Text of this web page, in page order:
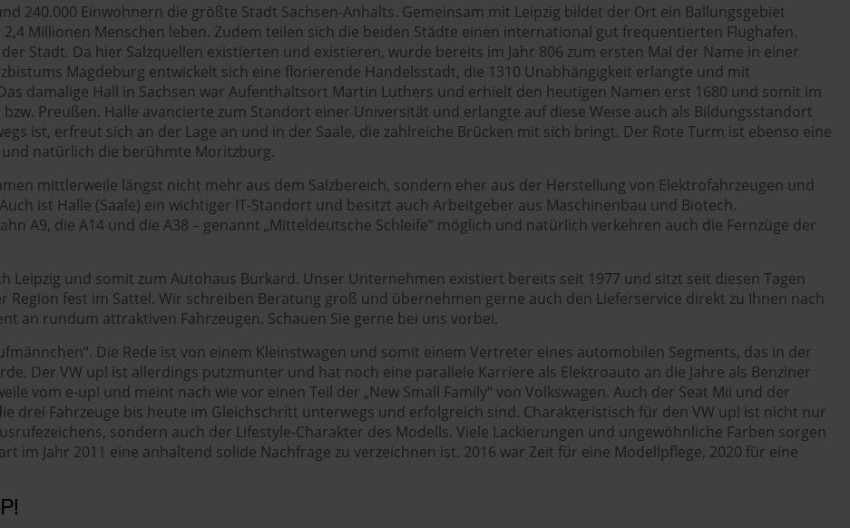
240.000 Einwohnern die größte Stadt Sachsen-Anhalts. Gemeinsam mit Leipzig bildet der Ort ein Ballungsgebiet
Millionen Menschen leben. Zudem teilen sich die beiden Städte einen international gut frequentierten Flughafen.
Stadt. Da hier Salzquellen existierten und existieren, wurde bereits im Jahr 806 zum ersten Mal der Name in einer
Magdeburg entwickelt sich eine florierende Handelsstadt, die 1310 Unabhängigkeit erlangte und mit
damalige Hall in Sachsen war Aufenthaltsort Martin Luthers und erhielt den heutigen Namen erst 1680 und somit im
Preußen. Halle avancierte zum Standort einer Universität und erlangte auf diese Weise auch als Bildungsstandort
ist, erfreut sich an der Lage an und in der Saale, die zahlreiche Brücken mit sich bringt. Der Rote Turm ist ebenso eine
natürlich die berühmte Moritzburg.
mittlerweile längst nicht mehr aus dem Salzbereich, sondern eher aus der Herstellung von Elektrofahrzeugen und
ist Halle (Saale) ein wichtiger IT-Standort und besitzt auch Arbeitgeber aus Maschinenbau und Biotech.
A9, die A14 und die A38 – genannt „Mitteldeutsche Schleife“ möglich und natürlich verkehren auch die Fernzüge der
Leipzig und somit zum Autohaus Burkard. Unser Unternehmen existiert bereits seit 1977 und sitzt seit diesen Tagen
fest im Sattel. Wir schreiben Beratung groß und übernehmen gerne auch den Lieferservice direkt zu Ihnen nach
an rundum attraktiven Fahrzeugen. Schauen Sie gerne bei uns vorbei.
Die Rede ist von einem Kleinstwagen und somit einem Vertreter eines automobilen Segments, das in der
Der VW up! ist allerdings putzmunter und hat noch eine parallele Karriere als Elektroauto an die Jahre als Benziner
vom e-up! und meint nach wie vor einen Teil der „New Small Family“ von Volkswagen. Auch der Seat Mii und der
drei Fahrzeuge bis heute im Gleichschritt unterwegs und erfolgreich sind. Charakteristisch für den VW up! ist nicht nur
sondern auch der Lifestyle-Charakter des Modells. Viele Lackierungen und ungewöhnliche Farben sorgen
im Jahr 2011 eine anhaltend solide Nachfrage zu verzeichnen ist. 2016 war Zeit für eine Modellpflege, 2020 für eine